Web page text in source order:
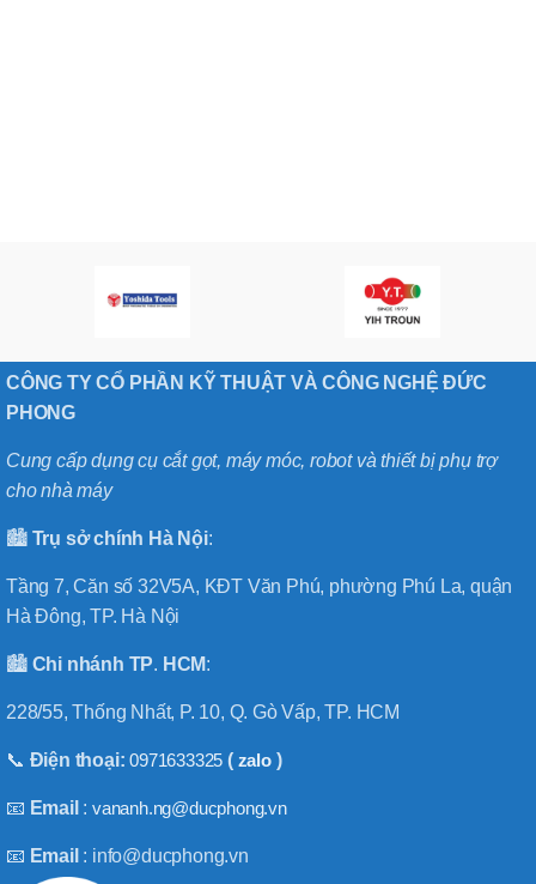
CÔNG TY CỔ PHẦN KỸ THUẬT VÀ CÔNG NGHỆ ĐỨC
PHONG
Cung cấp dụng cụ cắt gọt, máy móc, robot và thiết bị phụ trợ
cho nhà máy
🏙️ Trụ sở chính Hà Nội:
Tầng 7, Căn số 32V5A, KĐT Văn Phú, phường Phú La, quận
Hà Đông, TP. Hà Nội
🏙️ Chi nhánh TP. HCM:
228/55, Thống Nhất, P. 10, Q. Gò Vấp, TP. HCM
📞 Điện thoại:0971633325 ( zalo)
📧 Email :vananh.ng@ducphong.vn
📧 Email : info@ducphong.vn